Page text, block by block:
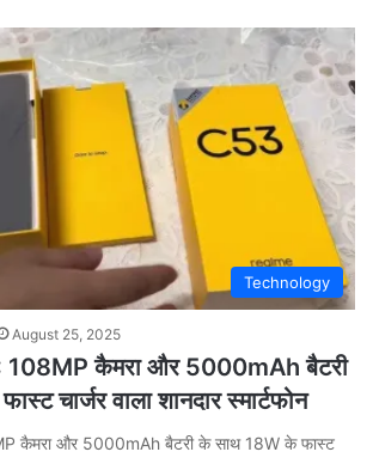
Technology
August 25, 2025
कैमरा और 5000mAh बैटरी
चार्जर वाला शानदार स्मार्टफोन
कैमरा और 5000mAh बैटरी के साथ 18W के फास्ट